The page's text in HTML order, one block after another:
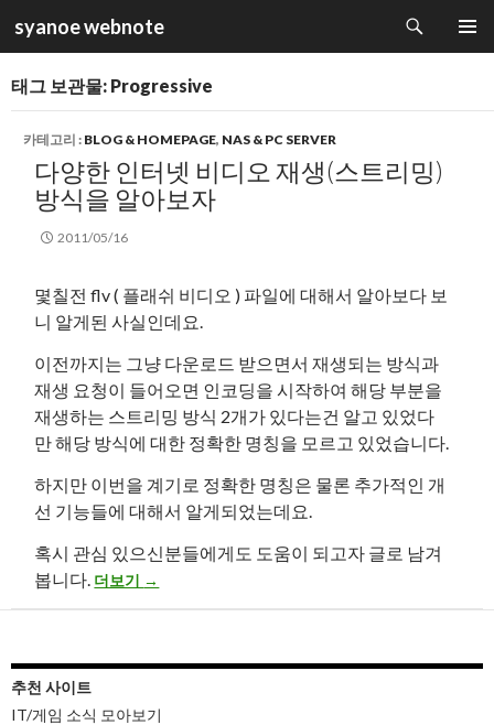
syanoe webnote
색
츠
로
건
태그 보관물: Progressive
카테고리 : BLOG & HOMEPAGE, NAS & PC SERVER
다양한 인터넷 비디오 재생(스트리밍)
방식을 알아보자
2011/05/16
몇칠전 flv ( 플래쉬 비디오 ) 파일에 대해서 알아보다 보
니 알게된 사실인데요.
이전까지는 그냥 다운로드 받으면서 재생되는 방식과
재생 요청이 들어오면 인코딩을 시작하여 해당 부분을
재생하는 스트리밍 방식 2개가 있다는건 알고 있었다
만 해당 방식에 대한 정확한 명칭을 모르고 있었습니다.
하지만 이번을 계기로 정확한 명칭은 물론 추가적인 개
선 기능들에 대해서 알게되었는데요.
혹시 관심 있으신분들에게도 도움이 되고자 글로 남겨
봅니다. 다양한 인터넷 비디오 재생(스트리밍) 방식을 알아보자
더보기 →
추천 사이트
IT/게임 소식 모아보기